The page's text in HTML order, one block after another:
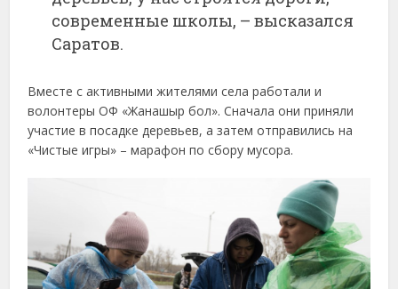
современные школы, – высказался
Саратов.
Вместе с активными жителями села работали и
волонтеры ОФ «Жанашыр бол». Сначала они приняли
участие в посадке деревьев, а затем отправились на
«Чистые игры» – марафон по сбору мусора.